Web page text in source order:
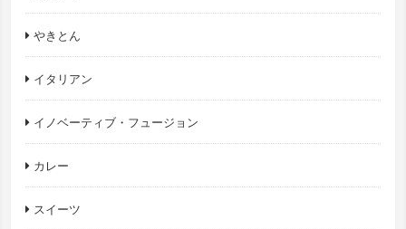
やきとん
イタリアン
イノベーティブ・フュージョン
カレー
スイーツ